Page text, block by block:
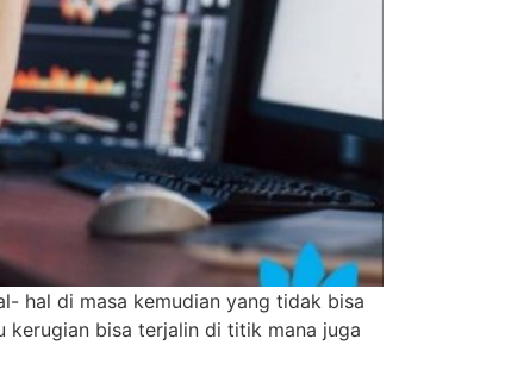
hal di masa kemudian yang tidak bisa
kerugian bisa terjalin di titik mana juga